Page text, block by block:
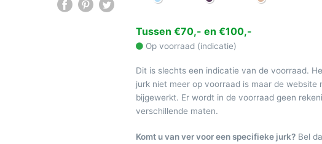
Tussen €70,- en €100,-
Op voorraad (indicatie)
Dit is slechts een indicatie van de voorraad.
jurk niet meer op voorraad is maar de website
bijgewerkt. Er wordt in de voorraad geen
verschillende maten.
Komt u van ver voor een specifieke jurk? Bel